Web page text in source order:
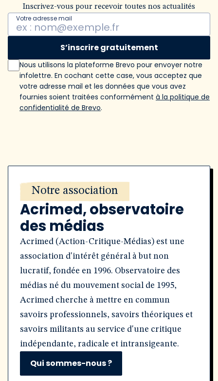
Inscrivez-vous pour recevoir toutes nos actualités
Votre adresse mail
S’inscrire gratuitement
Nous utilisons la plateforme Brevo pour envoyer notre
infolettre. En cochant cette case, vous acceptez que
votre adresse mail et les données que vous avez
fournies soient traitées conformément à la politique de
confidentialité de Brevo.
Notre association
Acrimed, observatoire
des médias
Acrimed (Action-Critique-Médias) est une
association d'intérêt général à but non
lucratif, fondée en 1996. Observatoire des
médias né du mouvement social de 1995,
Acrimed cherche à mettre en commun
savoirs professionnels, savoirs théoriques et
savoirs militants au service d'une critique
indépendante, radicale et intransigeante.
Qui sommes-nous ?